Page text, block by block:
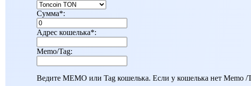
Сумма*:
Адрес кошелька*:
Memo/Tag:
Ведите MEMO или Tag кошелька. Если у кошелька нет Мemo /